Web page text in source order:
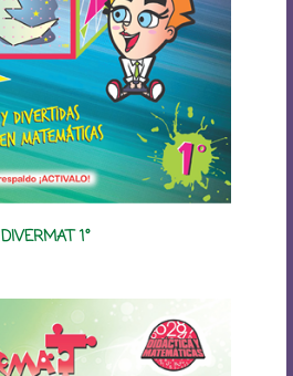
DIVERMAT 1°